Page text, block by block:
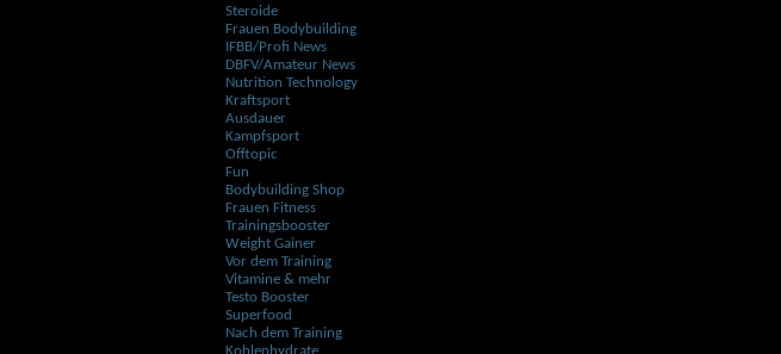
Steroide
Frauen Bodybuilding
IFBB/Profi News
DBFV/Amateur News
Nutrition Technology
Kraftsport
Ausdauer
Kampfsport
Offtopic
Fun
Bodybuilding Shop
Frauen Fitness
Trainingsbooster
Weight Gainer
Vor dem Training
Vitamine & mehr
Testo Booster
Superfood
Nach dem Training